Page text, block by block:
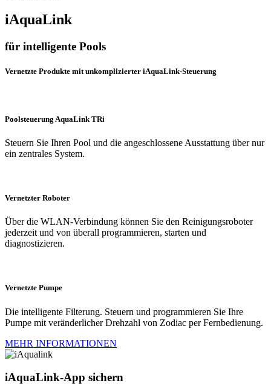
iAquaLink
für intelligente Pools
Vernetzte Produkte mit unkomplizierter iAquaLink-Steuerung
Poolsteuerung AquaLink TRi
Steuern Sie Ihren Pool und die angeschlossene Ausstattung über nur
ein zentrales System.
Vernetzter Roboter
Über die WLAN-Verbindung können Sie den Reinigungsroboter
jederzeit und von überall programmieren, starten und
diagnostizieren.
Vernetzte Pumpe
Die intelligente Filterung. Steuern und programmieren Sie Ihre
Pumpe mit veränderlicher Drehzahl von Zodiac per Fernbedienung.
MEHR INFORMATIONEN
iAquaLink-App sichern